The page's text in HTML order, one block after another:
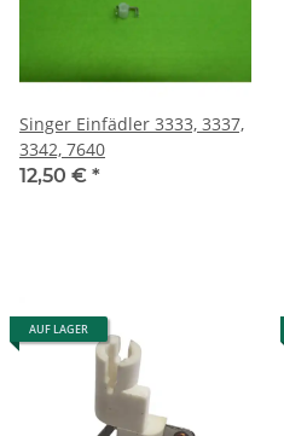
Singer Einfädler 3333, 3337,
3342, 7640
12,50 € *
AUF LAGER